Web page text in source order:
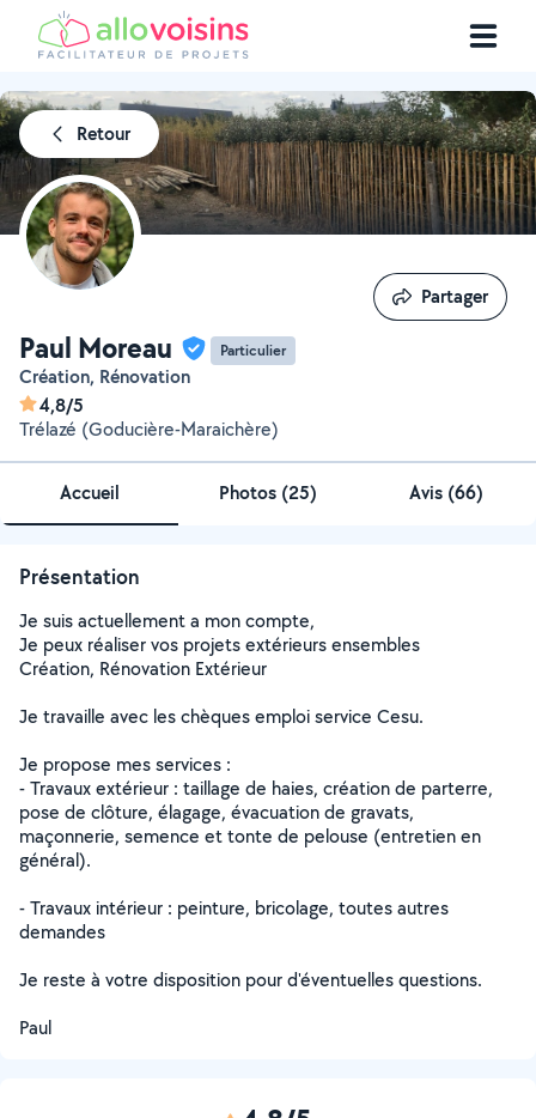
Retour
Paul Moreau Particulier
Création, Rénovation
4,8/5
Trélazé (Goducière-Maraichère)
Partager
Partager
Accueil Photos (25) Avis (66)
Présentation
Je suis actuellement a mon compte,
Je peux réaliser vos projets extérieurs ensembles
Création, Rénovation Extérieur
Je travaille avec les chèques emploi service Cesu.
Je propose mes services :
- Travaux extérieur : taillage de haies, création de parterre,
pose de clôture, élagage, évacuation de gravats,
maçonnerie, semence et tonte de pelouse (entretien en
général).
- Travaux intérieur : peinture, bricolage, toutes autres
demandes
Je reste à votre disposition pour d'éventuelles questions.
Paul